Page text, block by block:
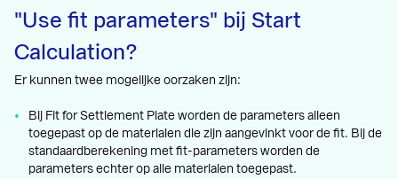
"Use fit parameters" bij Start
Calculation?
Er kunnen twee mogelijke oorzaken zijn:
Bij Fit for Settlement Plate worden de parameters alleen
toegepast op de materialen die zijn aangevinkt voor de fit. Bij de
standaardberekening met fit-parameters worden de
parameters echter op alle materialen toegepast.